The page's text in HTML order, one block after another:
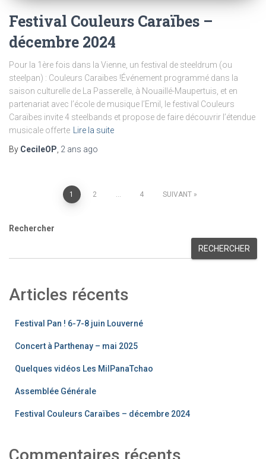
Festival Couleurs Caraïbes –
décembre 2024
Pour la 1ère fois dans la Vienne, un festival de steeldrum (ou
steelpan) : Couleurs Caraïbes !Événement programmé dans la
saison culturelle de La Passerelle, à Nouaillé-Maupertuis, et en
partenariat avec l’école de musique l’Emil, le festival Couleurs
Caraïbes invite 4 steelbands et propose de faire découvrir l’étendue
musicale offerte
Lire la suite
By CecileOP 2 ans ago
Pagination
des
1 2 4 SUIVANT
Rechercher
RECHERCHER
Articles récents
Festival Pan ! 6-7-8 juin Louverné
Concert à Parthenay – mai 2025
Quelques vidéos Les MilPanaTchao
Assemblée Générale
Festival Couleurs Caraïbes – décembre 2024
Commentaires récents